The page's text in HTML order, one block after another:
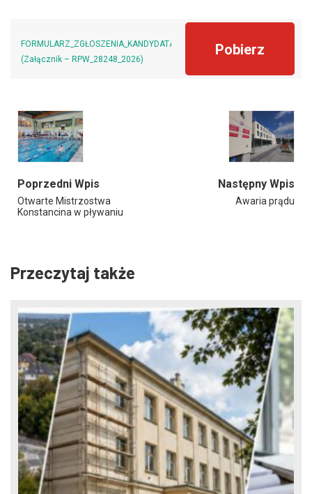
FORMULARZ_ZGŁOSZENIA_KANDYDATA_(3)
(Załącznik – RPW_28248_2026)
Pobierz
Poprzedni Wpis
Otwarte Mistrzostwa
Konstancina w pływaniu
Następny Wpis
Awaria prądu
Przeczytaj także